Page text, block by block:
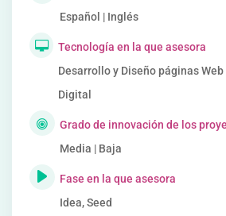
Español | Inglés
Tecnología en la que asesora
Desarrollo y Diseño páginas
Digital
Grado de innovación de los
Media | Baja
Fase en la que asesora
Idea, Seed